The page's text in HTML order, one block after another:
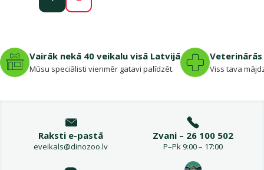
Vairāk nekā 40 veikalu visā Latvijā
Mūsu speciālisti vienmēr gatavi palīdzēt. Viss tava
Raksti e-pastā
eveikals@dinozoo.lv
Zvani – 26 100 502
P–Pk 9:00 – 17:00